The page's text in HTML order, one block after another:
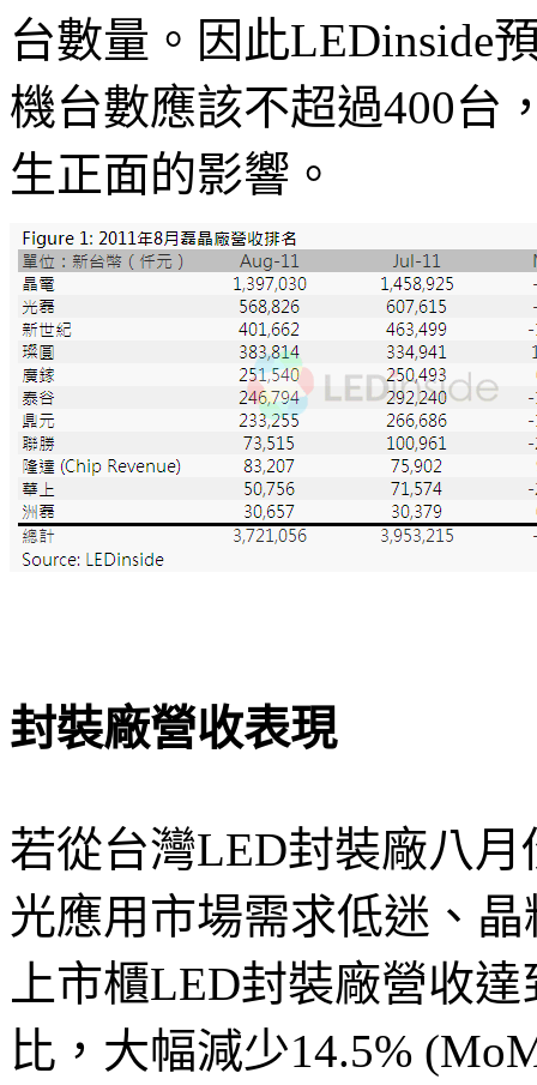
台數量。因此LEDinside
機台數應該不超過400台
生正面的影響。
封裝廠營收表現
若從台灣LED封裝廠八
光應用市場需求低迷、
上市櫃LED封裝廠營收
比，大幅減少14.5%